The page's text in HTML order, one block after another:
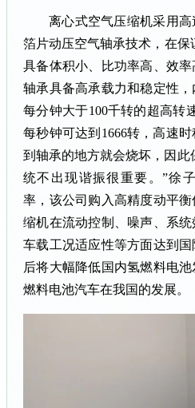
离心式空气压缩机采用
箔片动压空气轴承技术，在保
具备体积小、比功率高、效
轴承具备高承载力和稳定性
每分钟大于100千转的超高转
每秒钟可达到1666转，高速
到轴承的地方就会烧坏，因此
统不出现谐振很重要。”徐
率，该公司购入高精度动平
缩机在流动控制、噪声、系
车载工况适应性等方面达到
后将大幅降低国内氢燃料电
燃料电池汽车在我国的发展。